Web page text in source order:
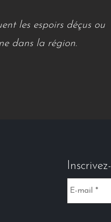
les espoirs déçus ou
dans la région.